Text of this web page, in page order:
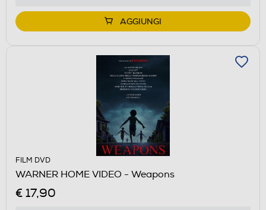
AGGIUNGI
FILM DVD
WARNER HOME VIDEO - Weapons
€ 17,90